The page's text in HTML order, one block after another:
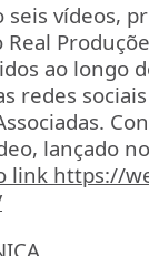
seis vídeos,
Real
ao longo
redes
lançado
link https://